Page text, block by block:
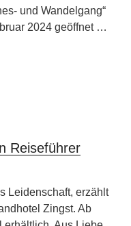
und Wandelgang“
2024 geöffnet …
Reiseführer
Leidenschaft, erzählt
Zingst. Ab